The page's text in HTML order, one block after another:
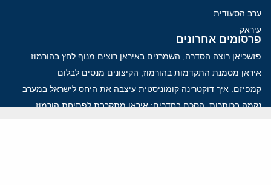
ערב הסעודית
עיראק
פרסומים אחרונים
פזשכיאן רוצה הסדרה, השמרנים באיראן רוצים מנוף לחץ בהורמוז
איראן מסמנת התקדמות בהורמוז, הקיצונים מנסים לבלום
קמפיזם: איך דוקטרינה קומוניסטית עיצבה את היחס לישראל במערב
נקמה בכותרות, הסכם בחדרים: איראן מתקרבת לפתיחת הורמוז